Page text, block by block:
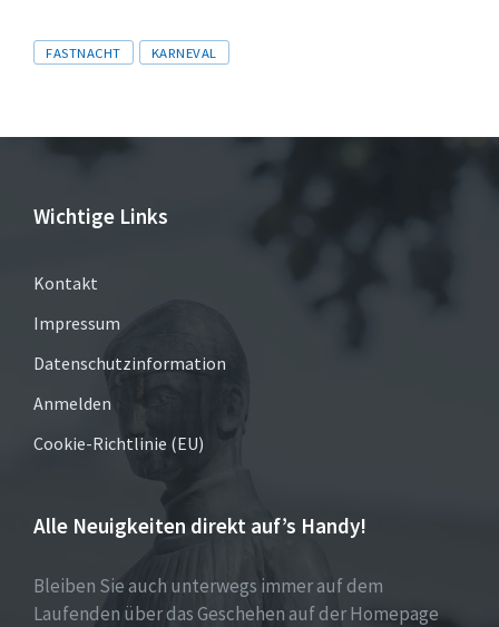
Tags
FASTNACHT KARNEVAL
Wichtige Links
Kontakt
Impressum
Datenschutzinformation
Anmelden
Cookie-Richtlinie (EU)
Alle Neuigkeiten direkt auf’s Handy!
Bleiben Sie auch unterwegs immer auf dem
Laufenden über das Geschehen auf der Homepage